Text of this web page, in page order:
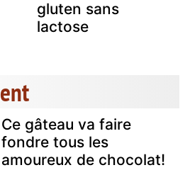
gluten sans
lactose
Ce gâteau va faire
fondre tous les
amoureux de chocolat!